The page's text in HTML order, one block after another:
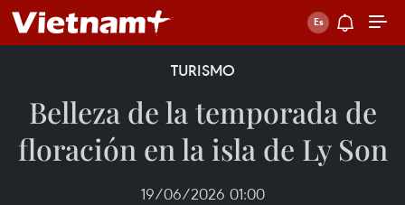
TURISMO
Belleza de la temporada de
floración en la isla de Ly Son
19/06/2026 01:00